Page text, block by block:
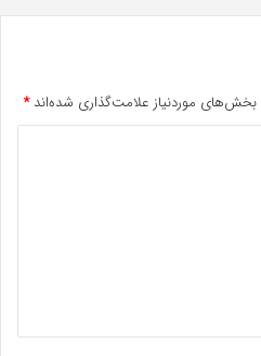
بخش‌های موردنیاز علامت‌گذاری شده‌اند*